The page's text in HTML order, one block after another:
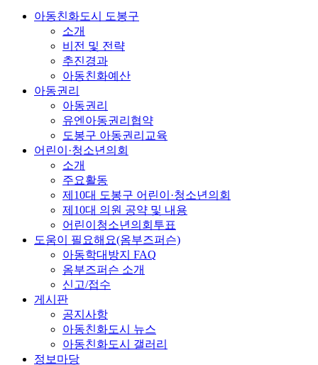
아동친화도시 도봉구
소개
비전 및 전략
추진경과
아동친화예산
아동권리
아동권리
유엔아동권리협약
도봉구 아동권리교육
어린이·청소년의회
소개
주요활동
제10대 도봉구 어린이·청소년의회
제10대 의원 공약 및 내용
어린이청소년의회투표
도움이 필요해요(옴부즈퍼슨)
아동학대방지 FAQ
옴부즈퍼슨 소개
신고/접수
게시판
공지사항
아동친화도시 뉴스
아동친화도시 갤러리
정보마당